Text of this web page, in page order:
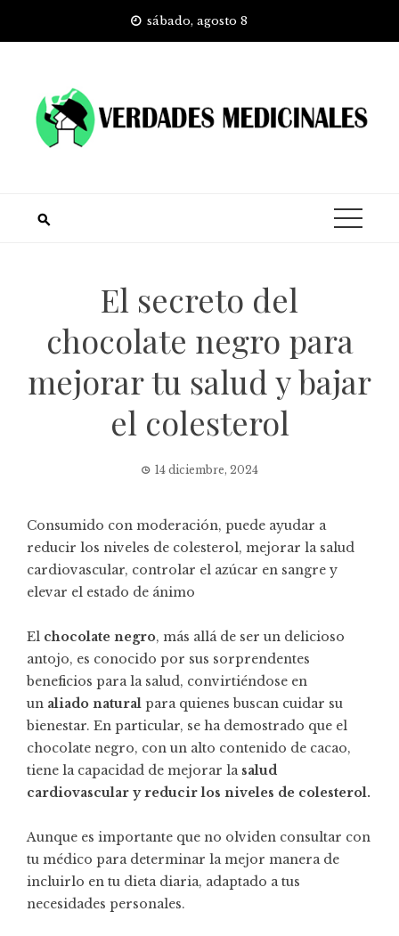
sábado, agosto 8
El secreto del
chocolate negro para
mejorar tu salud y bajar
el colesterol
14 diciembre, 2024
Consumido con moderación, puede ayudar a
reducir los niveles de colesterol, mejorar la salud
cardiovascular, controlar el azúcar en sangre y
elevar el estado de ánimo
El chocolate negro, más allá de ser un delicioso
antojo, es conocido por sus sorprendentes
beneficios para la salud, convirtiéndose en
un aliado natural para quienes buscan cuidar su
bienestar. En particular, se ha demostrado que el
chocolate negro, con un alto contenido de cacao,
tiene la capacidad de mejorar la salud
cardiovascular y reducir los niveles de colesterol.
Aunque es importante que no olviden consultar con
tu médico para determinar la mejor manera de
incluirlo en tu dieta diaria, adaptado a tus
necesidades personales.